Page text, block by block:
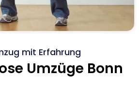
mit Erfahrung
Umzüge Bonn